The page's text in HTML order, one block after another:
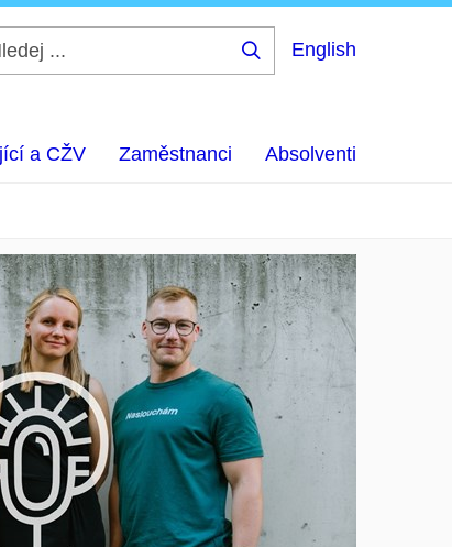
English
a CŽV Zaměstnanci Absolventi